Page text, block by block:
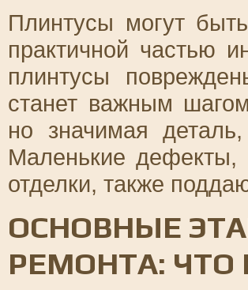
Плинтусы могут
практичной частью
плинтусы
станет важным
но значимая
Маленькие дефекты,
отделки, также
ОСНОВНЫЕ
РЕМОНТА: ЧТО